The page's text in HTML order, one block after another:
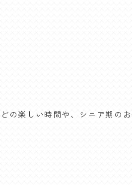
の楽しい時間や、シニア期の